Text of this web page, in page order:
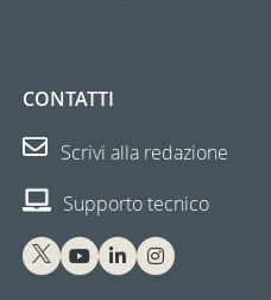
CONTATTI
Scrivi alla redazione
Supporto tecnico